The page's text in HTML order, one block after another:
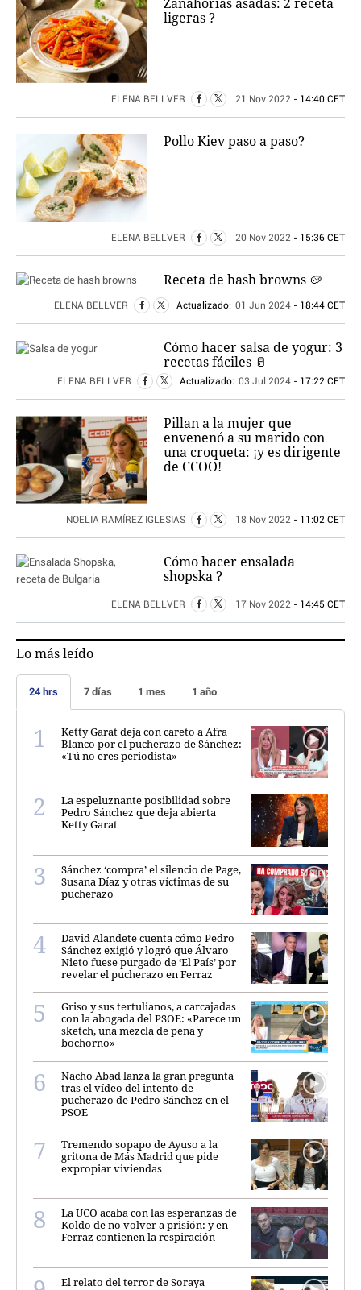
ligeras ?
ELENA BELLVER 21 Nov 2022 - 14:40 CET
Pollo Kiev paso a paso?
ELENA BELLVER 20 Nov 2022 - 15:36 CET
Receta de hash browns 🥔
ELENA BELLVER Actualizado: 01 Jun 2024 - 18:44 CET
Cómo hacer salsa de yogur: 3
recetas fáciles 🥛
ELENA BELLVER Actualizado: 03 Jul 2024 - 17:22 CET
Pillan a la mujer que
envenenó a su marido con
una croqueta: ¡y es dirigente
de CCOO!
NOELIA RAMÍREZ IGLESIAS 18 Nov 2022 - 11:02 CET
Cómo hacer ensalada
shopska ?
ELENA BELLVER 17 Nov 2022 - 14:45 CET
Lo más leído
24 hrs 7 días 1 mes 1 año
Ketty Garat deja con careto a Afra
Blanco por el pucherazo de Sánchez:
«Tú no eres periodista»
La espeluznante posibilidad sobre
Pedro Sánchez que deja abierta
Ketty Garat
Sánchez ‘compra’ el silencio de Page,
Susana Díaz y otras víctimas de su
pucherazo
David Alandete cuenta cómo Pedro
Sánchez exigió y logró que Álvaro
Nieto fuese purgado de ‘El País’ por
revelar el pucherazo en Ferraz
Griso y sus tertulianos, a carcajadas
con la abogada del PSOE: «Parece un
sketch, una mezcla de pena y
bochorno»
Nacho Abad lanza la gran pregunta
tras el vídeo del intento de
pucherazo de Pedro Sánchez en el
PSOE
Tremendo sopapo de Ayuso a la
gritona de Más Madrid que pide
expropiar viviendas
La UCO acaba con las esperanzas de
Koldo de no volver a prisión: y en
Ferraz contienen la respiración
El relato del terror de Soraya